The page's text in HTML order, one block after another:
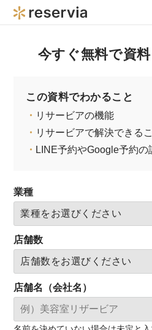
今すぐ無料で資
この資料でわかること
・ リサービアの機能
・ リサービアで解決できる
・ LINE予約やGoogle予約の
業種
店舗数
店舗名（会社名）